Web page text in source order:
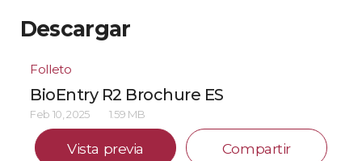
Descargar
Folleto
BioEntry R2 Brochure ES
Feb 10, 2025 1.59 MB
Vista previa Compartir